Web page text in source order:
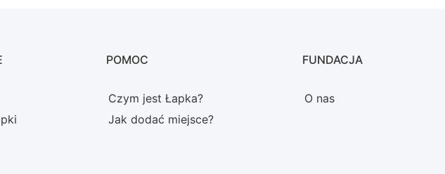
POMOC
Czym jest Łapka?
Jak dodać miejsce?
FUNDACJA
O nas